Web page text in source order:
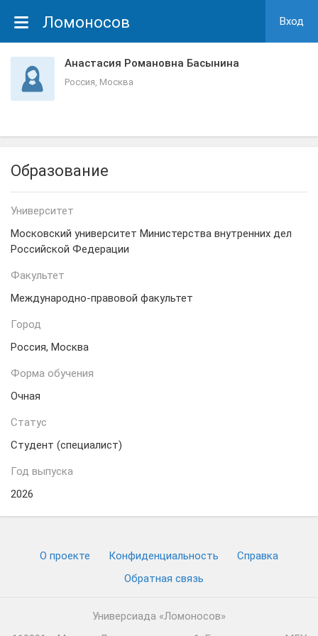
Ломоносов Вход
Анастасия Романовна Басынина
Россия, Москва
Образование
Университет
Московский университет Министерства внутренних дел
Российской Федерации
Факультет
Международно-правовой факультет
Город
Россия, Москва
Форма обучения
Очная
Статус
Студент (специалист)
Год выпуска
2026
О проекте Конфиденциальность
Cправка
Обратная связь
Универсиада «Ломоносов»